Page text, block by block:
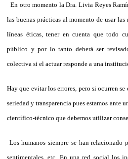
En otro momento la Dra. Livia Reyes
las buenas prácticas al momento de usar las
líneas éticas, tener en cuenta que todo
público y por lo tanto deberá ser
colectiva si el actuar responde a una
Hay que evitar los errores, pero si ocurren
seriedad y transparencia pues estamos ante
científico-técnico que debemos utilizar
Los humanos siempre se han relacionado
sentimentales, etc. En una red social los